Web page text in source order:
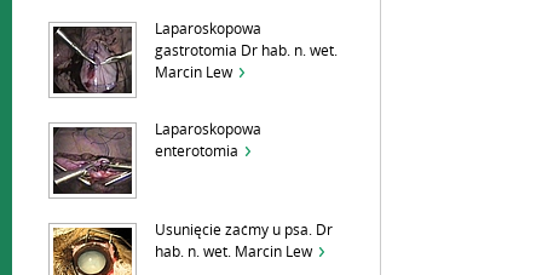
Laparoskopowa
gastrotomia Dr hab. n. wet.
Marcin Lew
Laparoskopowa
enterotomia
Usunięcie zaćmy u psa. Dr
hab. n. wet. Marcin Lew